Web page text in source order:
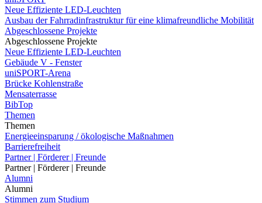
Neue Effiziente LED-Leuchten
Ausbau der Fahrradinfrastruktur für eine klimafreundliche Mobilität
Abgeschlossene Projekte
Abgeschlossene Projekte
Neue Effiziente LED-Leuchten
Gebäude V - Fenster
uniSPORT-Arena
Brücke Kohlenstraße
Mensaterrasse
BibTop
Themen
Themen
Energieeinsparung / ökologische Maßnahmen
Barrierefreiheit
Partner | Förderer | Freunde
Partner | Förderer | Freunde
Alumni
Alumni
Stimmen zum Studium